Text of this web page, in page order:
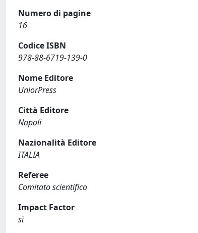
Numero di pagine
16
Codice ISBN
978-88-6719-139-0
Nome Editore
UniorPress
Città Editore
Napoli
Nazionalità Editore
ITALIA
Referee
Comitato scientifico
Impact Factor
sì